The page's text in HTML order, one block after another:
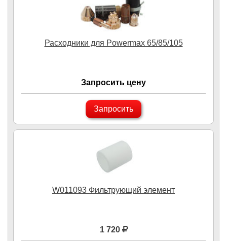
Расходники для Powermax 65/85/105
Запросить цену
Запросить
W011093 Фильтрующий элемент
1 720